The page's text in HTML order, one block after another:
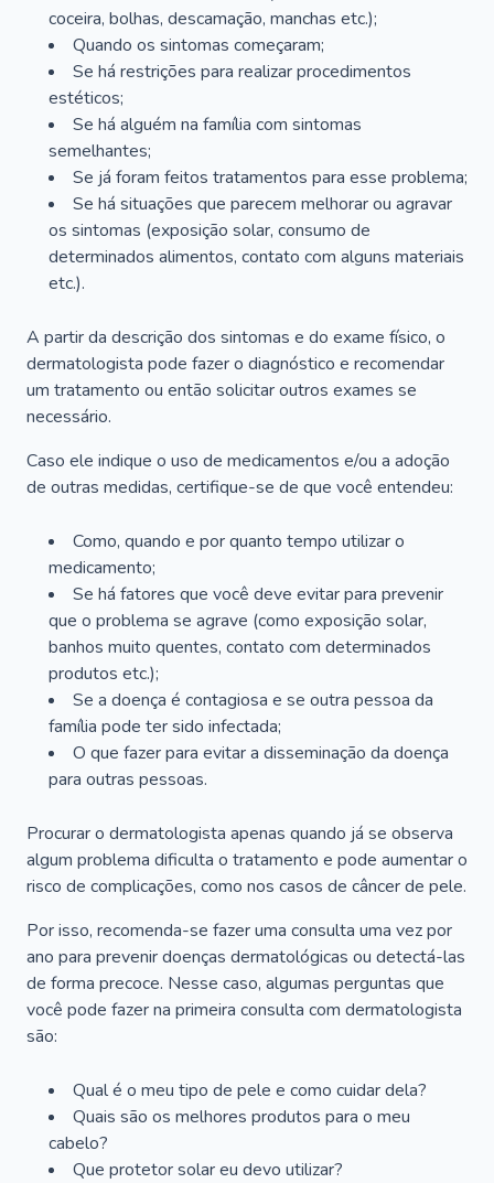
coceira, bolhas, descamação, manchas etc.);
Quando os sintomas começaram;
Se há restrições para realizar procedimentos
estéticos;
Se há alguém na família com sintomas
semelhantes;
Se já foram feitos tratamentos para esse problema;
Se há situações que parecem melhorar ou agravar
os sintomas (exposição solar, consumo de
determinados alimentos, contato com alguns materiais
etc.).
A partir da descrição dos sintomas e do exame físico, o
dermatologista pode fazer o diagnóstico e recomendar
um tratamento ou então solicitar outros exames se
necessário.
Caso ele indique o uso de medicamentos e/ou a adoção
de outras medidas, certifique-se de que você entendeu:
Como, quando e por quanto tempo utilizar o
medicamento;
Se há fatores que você deve evitar para prevenir
que o problema se agrave (como exposição solar,
banhos muito quentes, contato com determinados
produtos etc.);
Se a doença é contagiosa e se outra pessoa da
família pode ter sido infectada;
O que fazer para evitar a disseminação da doença
para outras pessoas.
Procurar o dermatologista apenas quando já se observa
algum problema dificulta o tratamento e pode aumentar o
risco de complicações, como nos casos de câncer de pele.
Por isso, recomenda-se fazer uma consulta uma vez por
ano para prevenir doenças dermatológicas ou detectá-las
de forma precoce. Nesse caso, algumas perguntas que
você pode fazer na primeira consulta com dermatologista
são:
Qual é o meu tipo de pele e como cuidar dela?
Quais são os melhores produtos para o meu
cabelo?
Que protetor solar eu devo utilizar?